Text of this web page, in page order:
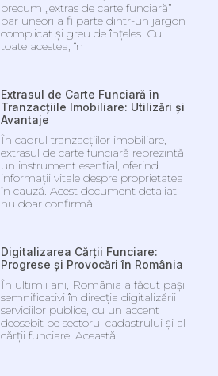
precum „extras de carte funciară”
par uneori a fi parte dintr-un jargon
complicat și greu de înțeles. Cu
toate acestea, în
Extrasul de Carte Funciară în
Tranzacțiile Imobiliare: Utilizări și
Avantaje
În cadrul tranzacțiilor imobiliare,
extrasul de carte funciară reprezintă
un instrument esențial, oferind
informații vitale despre proprietatea
în cauză. Acest document detaliat
nu doar confirmă
Digitalizarea Cărții Funciare:
Progrese și Provocări în România
În ultimii ani, România a făcut pași
semnificativi în direcția digitalizării
serviciilor publice, cu un accent
deosebit pe sectorul cadastrului și al
cărții funciare. Această